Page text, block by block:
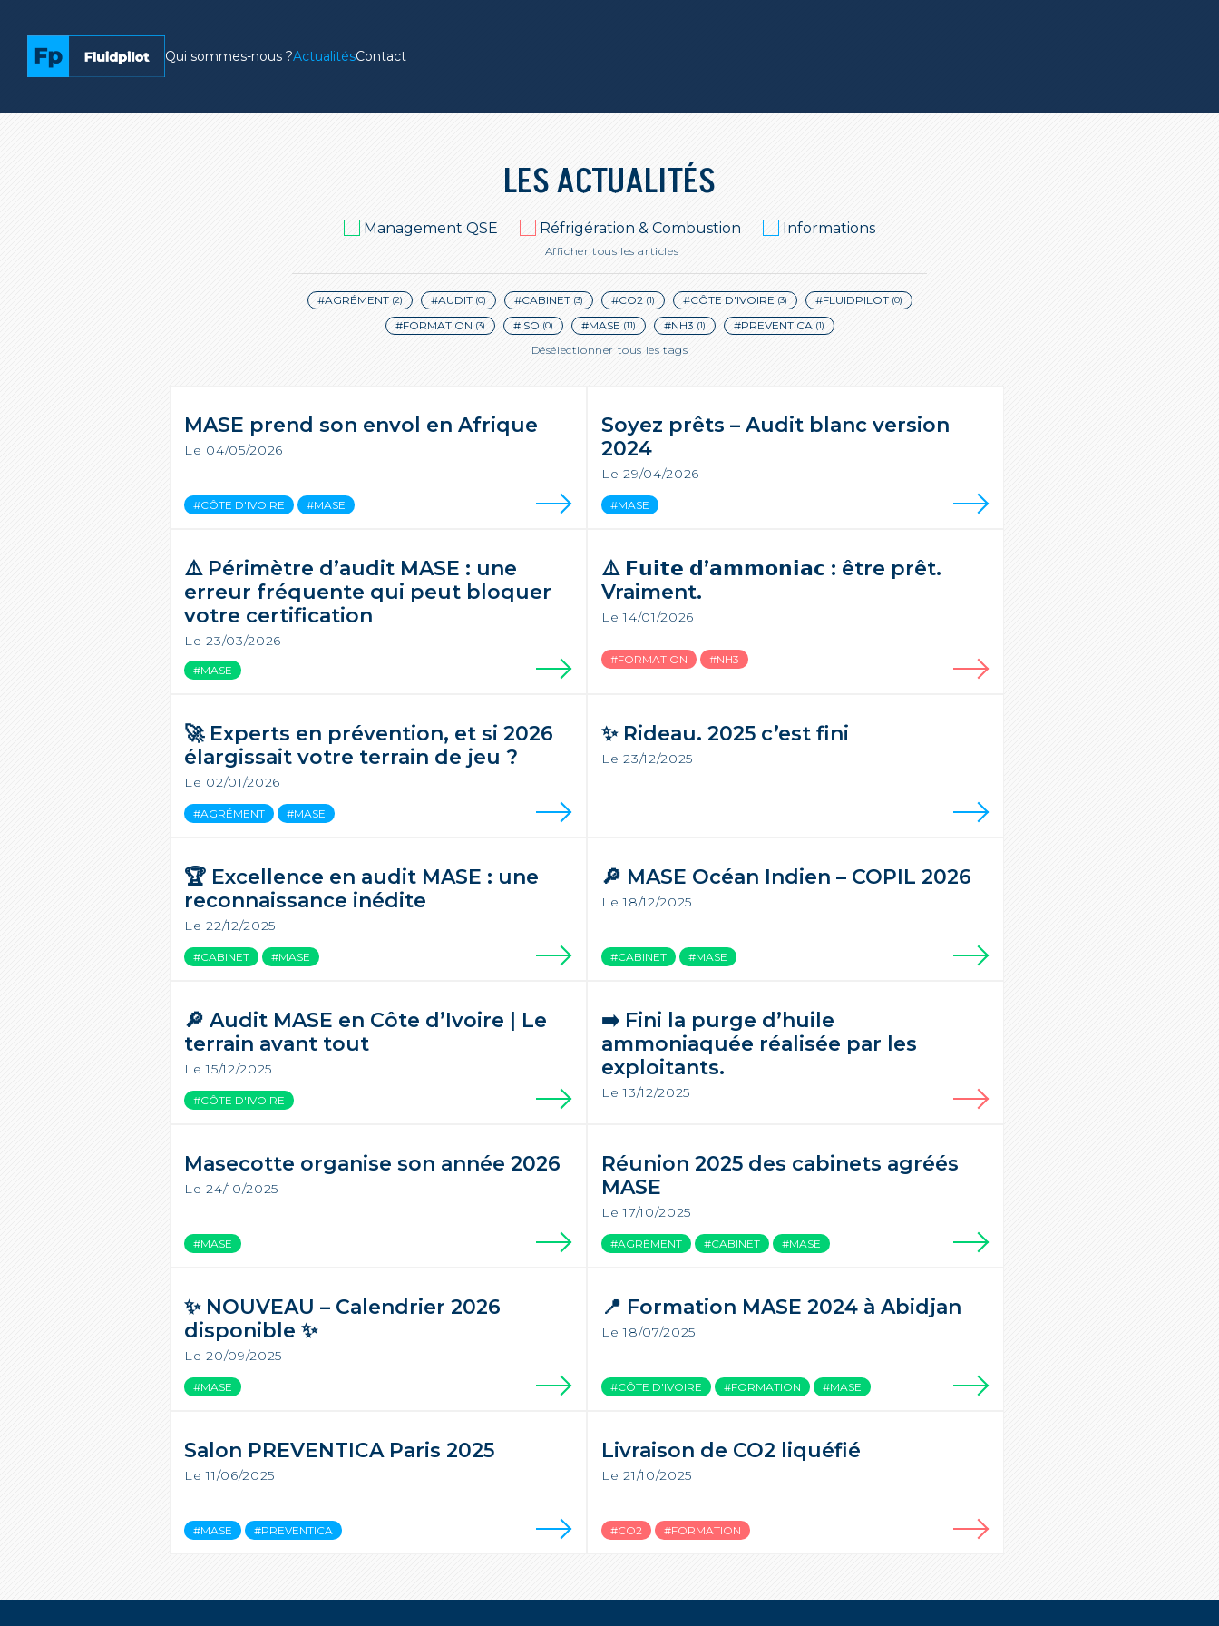
Qui sommes-nous ?ActualitésContact
LES ACTUALITÉS
Management QSE Réfrigération & Combustion Informations
Afficher tous les articles
#AGRÉMENT (2) #AUDIT (0) #CABINET (3) #CO2 (1) #CÔTE D'IVOIRE (3) #FLUIDPILOT (0)
#FORMATION (3) #ISO (0) #MASE (11) #NH3 (1) #PREVENTICA (1)
Désélectionner tous les tags
MASE prend son envol en Afrique
Le 04/05/2026
#CÔTE D'IVOIRE #MASE
Soyez prêts – Audit blanc version
2024
Le 29/04/2026
#MASE
⚠️ Périmètre d’audit MASE : une
erreur fréquente qui peut bloquer
votre certification
Le 23/03/2026
#MASE
⚠️ 𝗙𝘂𝗶𝘁𝗲 𝗱’𝗮𝗺𝗺𝗼𝗻𝗶𝗮𝗰 : être prêt.
Vraiment.
Le 14/01/2026
#FORMATION #NH3
🚀 Experts en prévention, et si 2026
élargissait votre terrain de jeu ?
Le 02/01/2026
#AGRÉMENT #MASE
✨ Rideau. 2025 c’est fini
Le 23/12/2025
🏆 Excellence en audit MASE : une
reconnaissance inédite
Le 22/12/2025
#CABINET #MASE
🔎 MASE Océan Indien – COPIL 2026
Le 18/12/2025
#CABINET #MASE
🔎 Audit MASE en Côte d’Ivoire | Le
terrain avant tout
Le 15/12/2025
#CÔTE D'IVOIRE
➡️ Fini la purge d’huile
ammoniaquée réalisée par les
exploitants.
Le 13/12/2025
Masecotte organise son année 2026
Le 24/10/2025
#MASE
Réunion 2025 des cabinets agréés
MASE
Le 17/10/2025
#AGRÉMENT #CABINET #MASE
✨ NOUVEAU – Calendrier 2026
disponible ✨
Le 20/09/2025
#MASE
📍 Formation MASE 2024 à Abidjan
Le 18/07/2025
#CÔTE D'IVOIRE #FORMATION #MASE
Salon PREVENTICA Paris 2025
Le 11/06/2025
#MASE #PREVENTICA
Livraison de CO2 liquéfié
Le 21/10/2025
#CO2 #FORMATION